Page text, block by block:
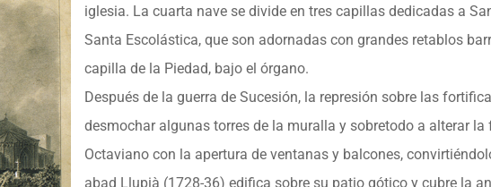
iglesia. La cuarta nave se divide en tres capillas dedicadas a
Santa Escolástica, que son adornadas con grandes retablos
capilla de la Piedad, bajo el órgano.
Después de la guerra de Sucesión, la represión sobre las
desmochar algunas torres de la muralla y sobretodo a alterar
Octaviano con la apertura de ventanas y balcones,
abad Llupià (1728-36) edifica sobre su patio gótico y cubre la